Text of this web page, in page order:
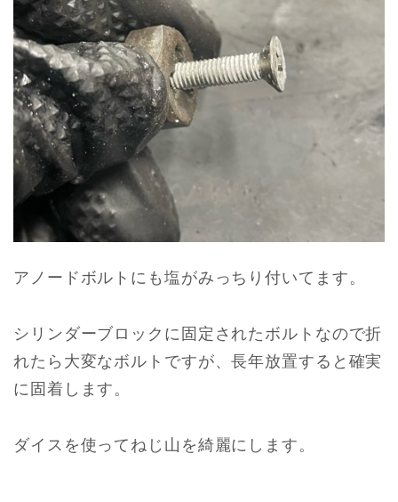
アノードボルトにも塩がみっちり付いてます。
シリンダーブロックに固定されたボルトなので折
れたら大変なボルトですが、長年放置すると確実
に固着します。
ダイスを使ってねじ山を綺麗にします。